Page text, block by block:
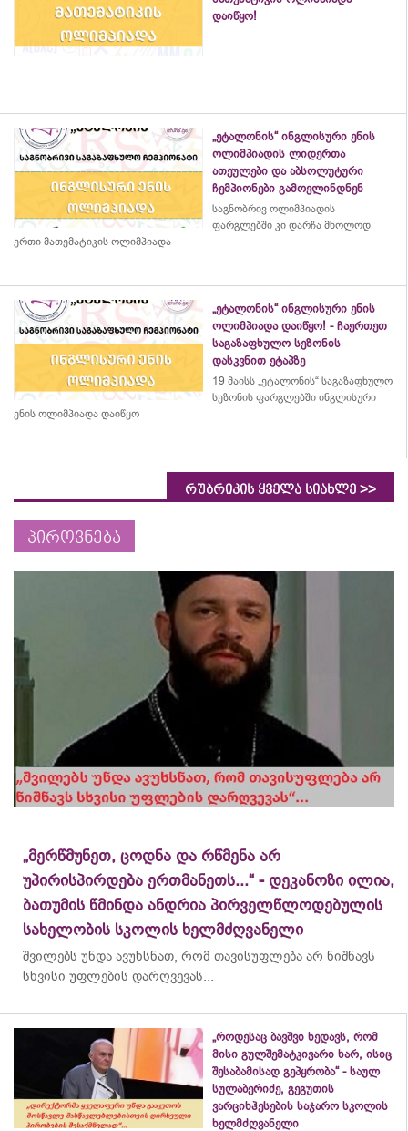
დაიწყო!
„ეტალონის“ ინგლისური ენის
ოლიმპიადის ლიდერთა
ათეულები და აბსოლუტური
ჩემპიონები გამოვლინდნენ
საგნობრივ ოლიმპიადის
ფარგლებში კი დარჩა მხოლოდ
ერთი მათემატიკის ოლიმპიადა
„ეტალონის“ ინგლისური ენის
ოლიმპიადა დაიწყო! - ჩაერთეთ
საგაზაფხულო სეზონის
დასკვნით ეტაპზე
19 მაისს „ეტალონის“ საგაზაფხულო
სეზონის ფარგლებში ინგლისური
ენის ოლიმპიადა დაიწყო
რუბრიკის ყველა სიახლე >>
პიროვნება
„მერწმუნეთ, ცოდნა და რწმენა არ
უპირისპირდება ერთმანეთს...“ - დეკანოზი ილია,
ბათუმის წმინდა ანდრია პირველწლოდებულის
სახელობის სკოლის ხელმძღვანელი
შვილებს უნდა ავუხსნათ, რომ თავისუფლება არ ნიშნავს
სხვისი უფლების დარღვევას...
„როდესაც ბავშვი ხედავს, რომ
მისი გულშემატკივარი ხარ, ისიც
შესაბამისად გეპყრობა“ - საულ
სულაბერიძე, გეგუთის
ვარციხჰესების საჯარო სკოლის
ხელმძღვანელი